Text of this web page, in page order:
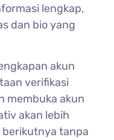
lengkap,
dan bio yang
akun
verifikasi
membuka akun
akan lebih
tanpa